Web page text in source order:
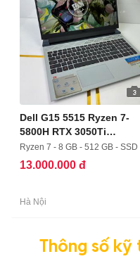
3
Dell G15 5515 Ryzen 7-
5800H RTX 3050Ti
8/512/144Hz
Ryzen 7 - 8 GB - 512 GB - SSD
13.000.000 đ
Hà Nội
Thông số kỹ